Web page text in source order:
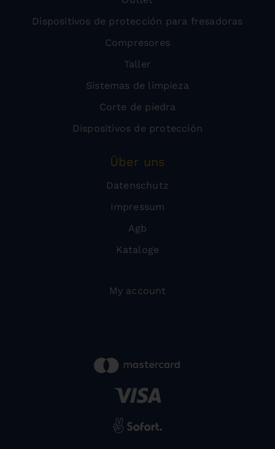
Dispositivos de protección para fresadoras
Compresores
Taller
Sistemas de limpieza
Corte de piedra
Dispositivos de protección
Über uns
Datenschutz
Impressum
Agb
Kataloge
My account